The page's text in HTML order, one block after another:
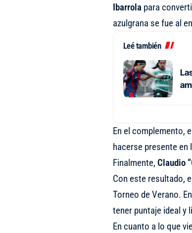
Ibarrola para
azulgrana se fue al
Leé también
En el complemento,
hacerse presente en
Finalmente, Claudio
Con este resultado,
Torneo de Verano.
tener puntaje ideal y
En cuanto a lo que